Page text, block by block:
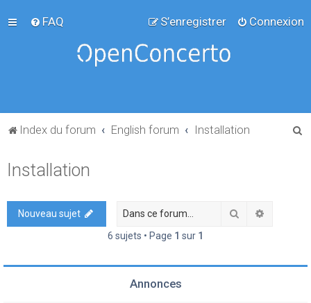
FAQ Connexion
S’enregistrer
Index du forum English forum Installation
h
Installation
Nouveau sujet Rechercher
6 sujets • Page 1 sur 1
Annonces